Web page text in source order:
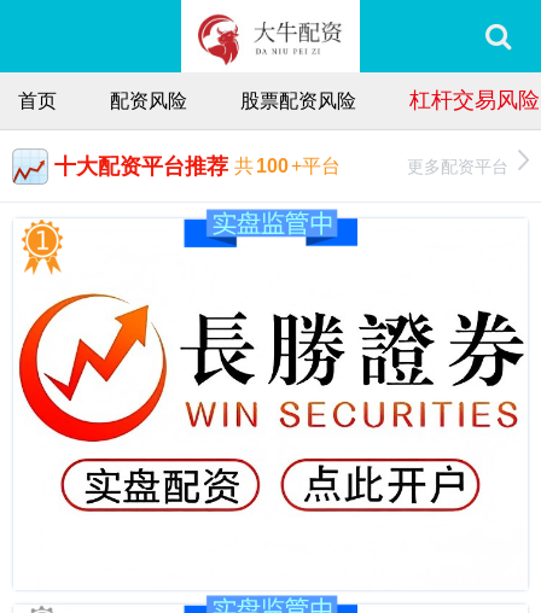
首页 配资风险 股票配资风险 杠杆交易风险
十大配资平台推荐 共100+平台 更多配资平台